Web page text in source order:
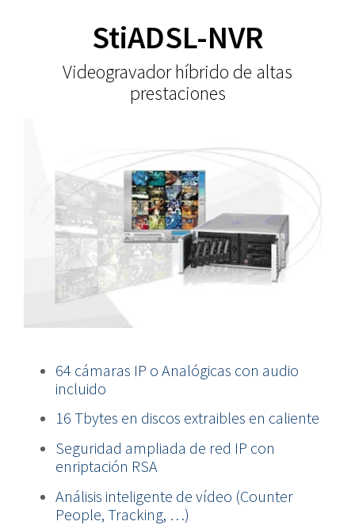
StiADSL-NVR
Videogravador híbrido de altas
prestaciones
64 cámaras IP o Analógicas con audio
incluido
16 Tbytes en discos extraibles en caliente
Seguridad ampliada de red IP con
enriptación RSA
Análisis inteligente de vídeo (Counter
People, Tracking, …)